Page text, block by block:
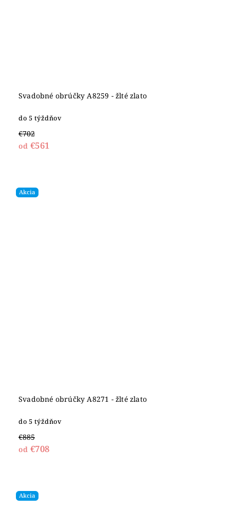
Svadobné obrúčky A8259 - žlté zlato
do 5 týždňov
€702
od €561
Akcia
Svadobné obrúčky A8271 - žlté zlato
do 5 týždňov
€885
od €708
Akcia